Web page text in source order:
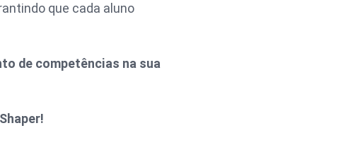
que cada aluno
de competências na sua